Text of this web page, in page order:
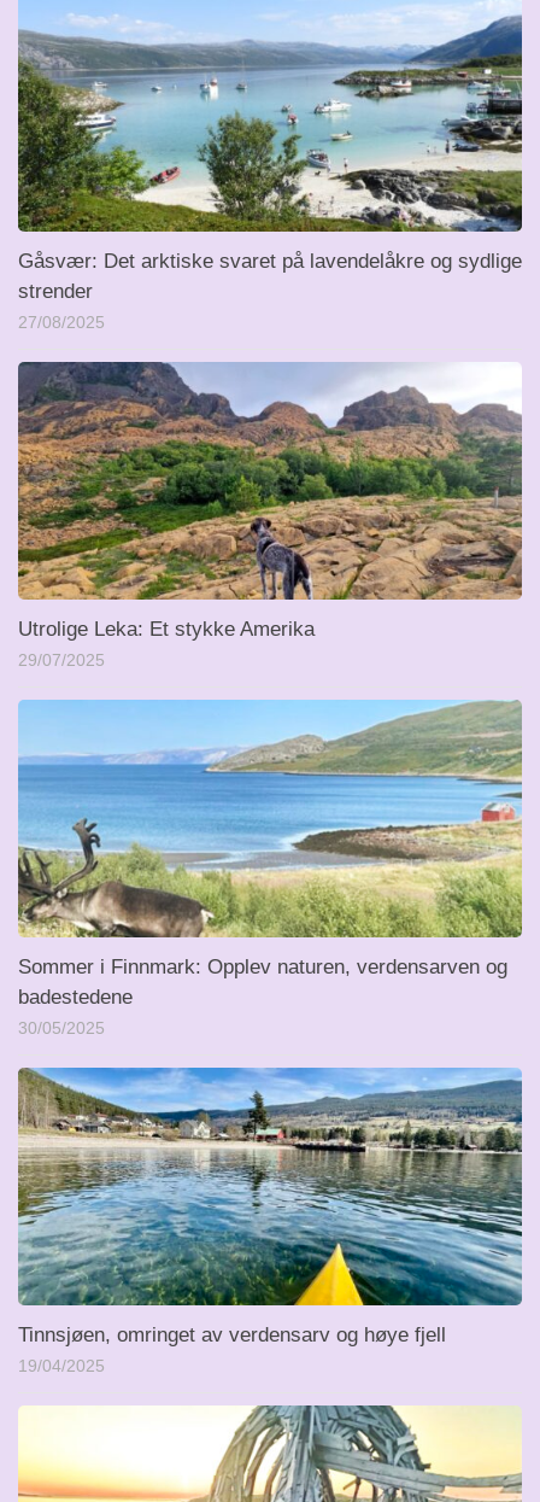
Gåsvær: Det arktiske svaret på lavendelåkre og sydlige
strender
27/08/2025
Utrolige Leka: Et stykke Amerika
29/07/2025
Sommer i Finnmark: Opplev naturen, verdensarven og
badestedene
30/05/2025
Tinnsjøen, omringet av verdensarv og høye fjell
19/04/2025